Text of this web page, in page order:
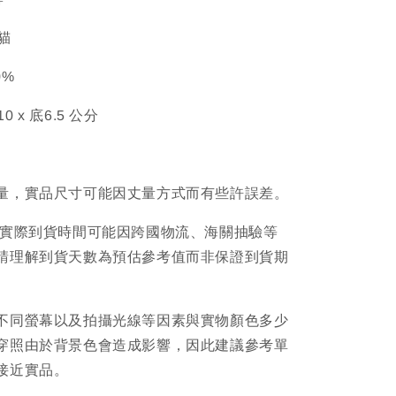
x 底6.5 公分
，實品尺寸可能因丈量方式而有些許誤差。
際到貨時間可能因跨國物流、海關抽驗等
理解到貨天數為預估參考值而非保證到貨期
同螢幕以及拍攝光線等因素與實物顏色多少
照由於背景色會造成影響，因此建議參考單
近實品。